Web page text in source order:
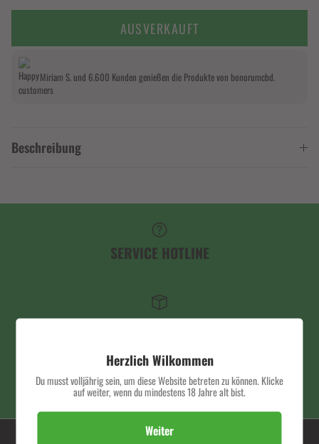
AUSVERKAUFT
Miriam S. und 6.600 Kunden genießen die Produkte von bonorumcbd.
Beschreibung
SERVICE HOTLINE
SCHNELLER VERSAND
PREMIUM QUALITÄT
Herzlich Wilkommen
Du musst volljährig sein, um diese Website betreten zu können. Klicke
auf weiter, wenn du mindestens 18 Jahre alt bist.
Weiter